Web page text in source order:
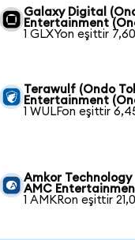
Galaxy Digital
Entertainment
1 GLXYon eşittir
Terawulf (Ondo
Entertainment
1 WULFon eşittir
Amkor
AMC
1 AMKRon eşittir